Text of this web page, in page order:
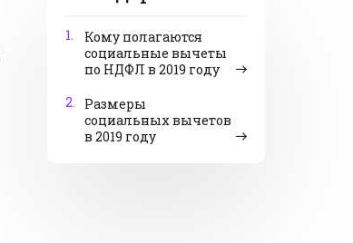
1.
Кому полагаются
социальные вычеты
по НДФЛ в 2019 году
2.
Размеры
социальных вычетов
в 2019 году